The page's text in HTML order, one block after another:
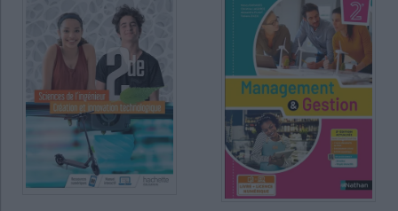
Hacquemand, Corinne (2)
Menu-Boduin, Corinne (2)
Agar, Laurent (1)
Baranes, Nancy (1)
Beddeleem, Dominique (1)
Bigot, Michel (1)